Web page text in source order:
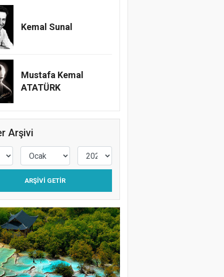
Kemal Sunal
Mustafa Kemal
ATATÜRK
Arşivi
ARŞIVI GETIR